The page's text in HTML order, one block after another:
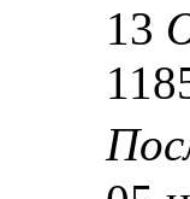
13